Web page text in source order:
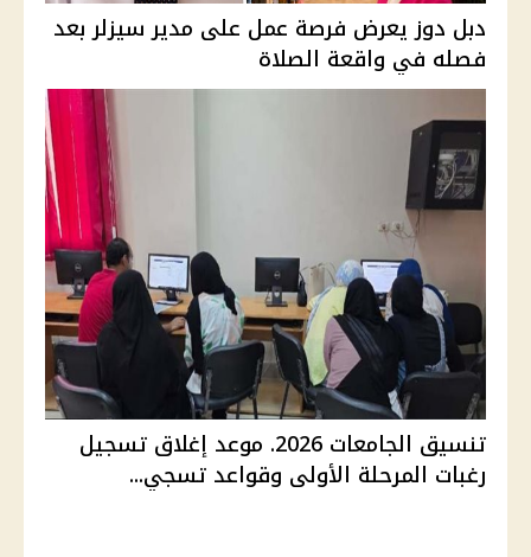
دبل دوز يعرض فرصة عمل على مدير سيزلر بعد
فصله في واقعة الصلاة
تنسيق الجامعات 2026. موعد إغلاق تسجيل
رغبات المرحلة الأولى وقواعد تسجي...